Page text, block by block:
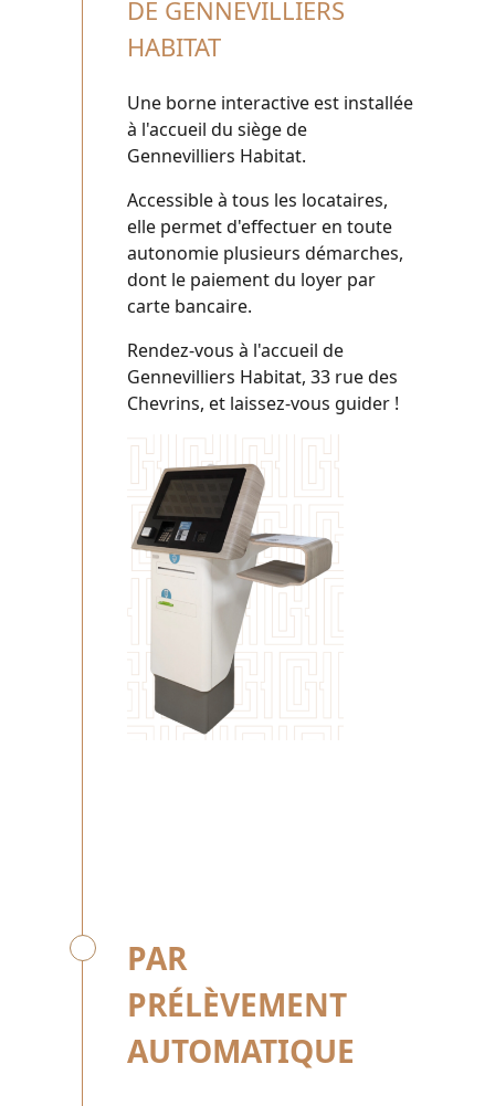
DE GENNEVILLIERS
HABITAT
Une borne interactive est installée
à l'accueil du siège de
Gennevilliers Habitat.
Accessible à tous les locataires,
elle permet d'effectuer en toute
autonomie plusieurs démarches,
dont le paiement du loyer par
carte bancaire.
Rendez-vous à l'accueil de
Gennevilliers Habitat, 33 rue des
Chevrins, et laissez-vous guider !
PAR
PRÉLÈVEMENT
AUTOMATIQUE